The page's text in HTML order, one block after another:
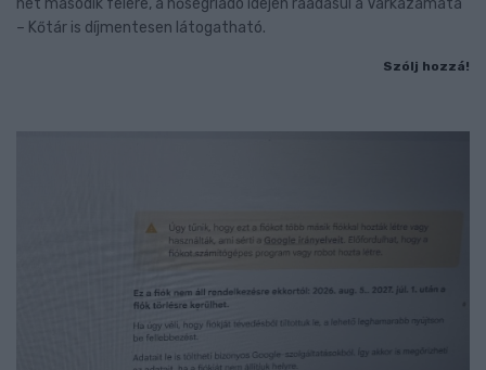
hét második felére, a hőségriadó idején ráadásul a Várkazamata
– Kőtár is díjmentesen látogatható.
Szólj hozzá!